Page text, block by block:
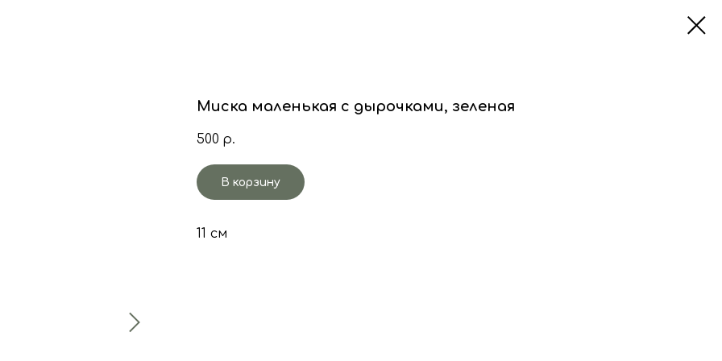
Миска маленькая с дырочками, зеленая
500 р.
В корзину
11 см